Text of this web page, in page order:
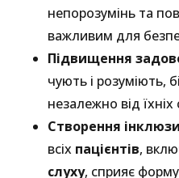
непорозумінь та
важливим для
Підвищення
чують і розуміють,
незалежно від
Створення
всіх пацієнтів,
слуху, сприяє